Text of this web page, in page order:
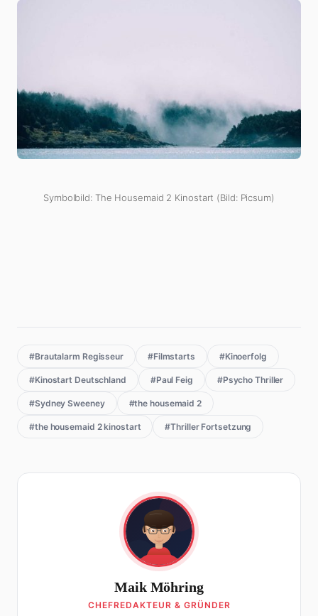
Symbolbild: The Housemaid 2 Kinostart (Bild: Picsum)
#Brautalarm Regisseur #Filmstarts #Kinoerfolg
#Kinostart Deutschland #Paul Feig #Psycho Thriller
#Sydney Sweeney #the housemaid 2
#the housemaid 2 kinostart #Thriller Fortsetzung
Maik Möhring
CHEFREDAKTEUR & GRÜNDER